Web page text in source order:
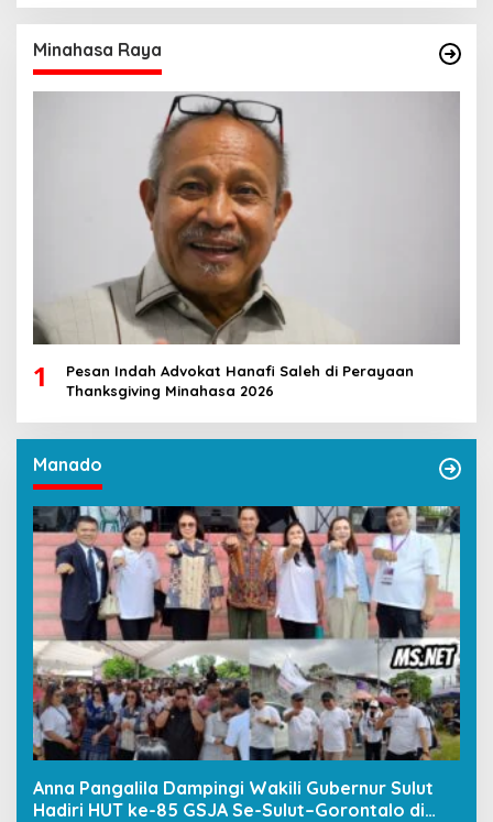
Minahasa Raya
1
Pesan Indah Advokat Hanafi Saleh di Perayaan
Thanksgiving Minahasa 2026
Manado
Anna Pangalila Dampingi Wakili Gubernur Sulut
Hadiri HUT ke-85 GSJA Se-Sulut–Gorontalo di